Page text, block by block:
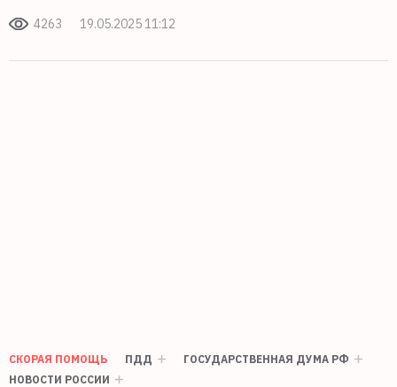
4263 19.05.2025 11:12
СКОРАЯ ПОМОЩЬ ПДД
ГОСУДАРСТВЕННАЯ ДУМА РФ
НОВОСТИ РОССИИ